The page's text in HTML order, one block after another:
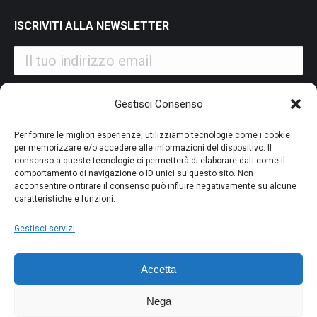
Gestisci Consenso
Per fornire le migliori esperienze, utilizziamo tecnologie come i cookie
per memorizzare e/o accedere alle informazioni del dispositivo. Il
consenso a queste tecnologie ci permetterà di elaborare dati come il
comportamento di navigazione o ID unici su questo sito. Non
acconsentire o ritirare il consenso può influire negativamente su alcune
caratteristiche e funzioni.
Gestisci servizi
Accetta
Nega
ISCRIVITI ALLA NEWSLETTER
Condizioni d'Uso del nostro sito web. La tua email potrà essere
PAGAMENTO SICURO